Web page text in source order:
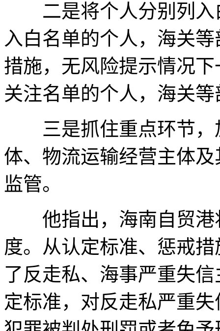
二是将个人分别列入
入白名单的个人，海关
措施，无风险提示情况
关注名单的个人，海关
三是抓住重点环节，
体、物流运输经营主体
监管。
他指出，海南自贸港
度。从认定标准、惩戒
了反走私、海事严重失
定标准，对反走私严重